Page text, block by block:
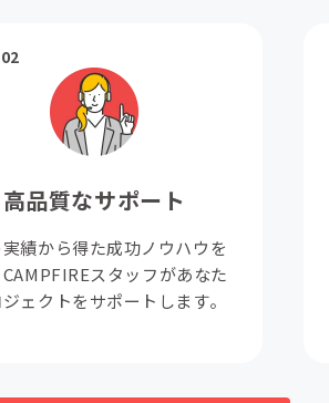
高品質なサポート
績から得た成功ノウハウを
スタッフがあなた
ェクトをサポートします。